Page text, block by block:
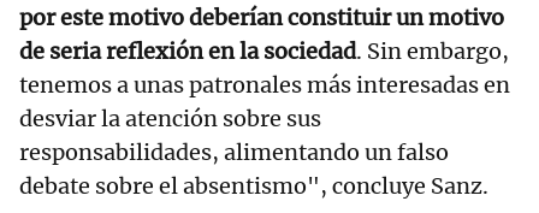
por este motivo deberían constituir un motivo
de seria reflexión en la sociedad. Sin embargo,
tenemos a unas patronales más interesadas en
desviar la atención sobre sus
responsabilidades, alimentando un falso
debate sobre el absentismo", concluye Sanz.